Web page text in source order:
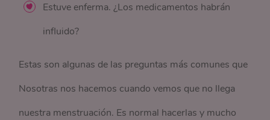
Estuve enferma. ¿Los medicamentos habrán
influido?
Estas son algunas de las preguntas más comunes que
Nosotras nos hacemos cuando vemos que no llega
nuestra menstruación. Es normal hacerlas y mucho